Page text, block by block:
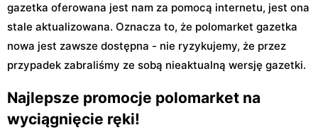
gazetka oferowana jest nam za pomocą internetu, jest ona
stale aktualizowana. Oznacza to, że polomarket gazetka
nowa jest zawsze dostępna - nie ryzykujemy, że przez
przypadek zabraliśmy ze sobą nieaktualną wersję gazetki.
Najlepsze promocje polomarket na
wyciągnięcie ręki!